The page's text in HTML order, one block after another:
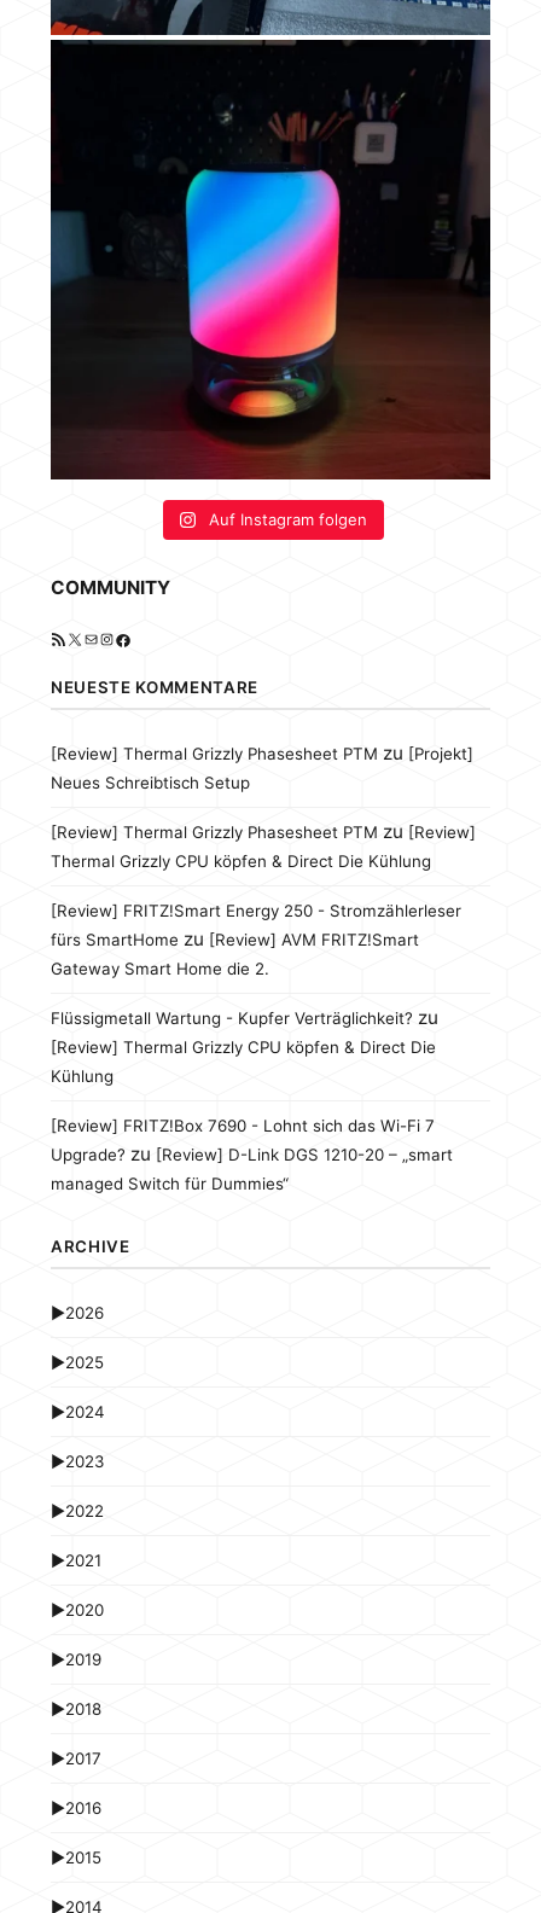
Auf Instagram folgen
COMMUNITY
RSS-Feed
X E-MailInstagram
Facebook
NEUESTE KOMMENTARE
[Review] Thermal Grizzly Phasesheet PTM zu [Projekt]
Neues Schreibtisch Setup
[Review] Thermal Grizzly Phasesheet PTM zu [Review]
Thermal Grizzly CPU köpfen & Direct Die Kühlung
[Review] FRITZ!Smart Energy 250 - Stromzählerleser
fürs SmartHome zu [Review] AVM FRITZ!Smart
Gateway Smart Home die 2.
Flüssigmetall Wartung - Kupfer Verträglichkeit? zu
[Review] Thermal Grizzly CPU köpfen & Direct Die
Kühlung
[Review] FRITZ!Box 7690 - Lohnt sich das Wi-Fi 7
Upgrade? zu [Review] D-Link DGS 1210-20 – „smart
managed Switch für Dummies“
ARCHIVE
►2026
►2025
►2024
►2023
►2022
►2021
►2020
►2019
►2018
►2017
►2016
►2015
►2014